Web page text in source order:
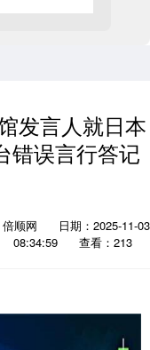
发言人就日本
错误言行答记
顺网
日期：2025-11-03
08:34:59
查看：213